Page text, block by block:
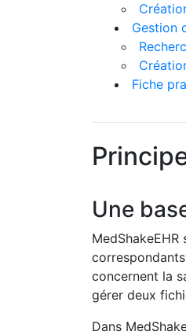
Gestion
Fiche
Une
concernent la
gérer deux
Dans